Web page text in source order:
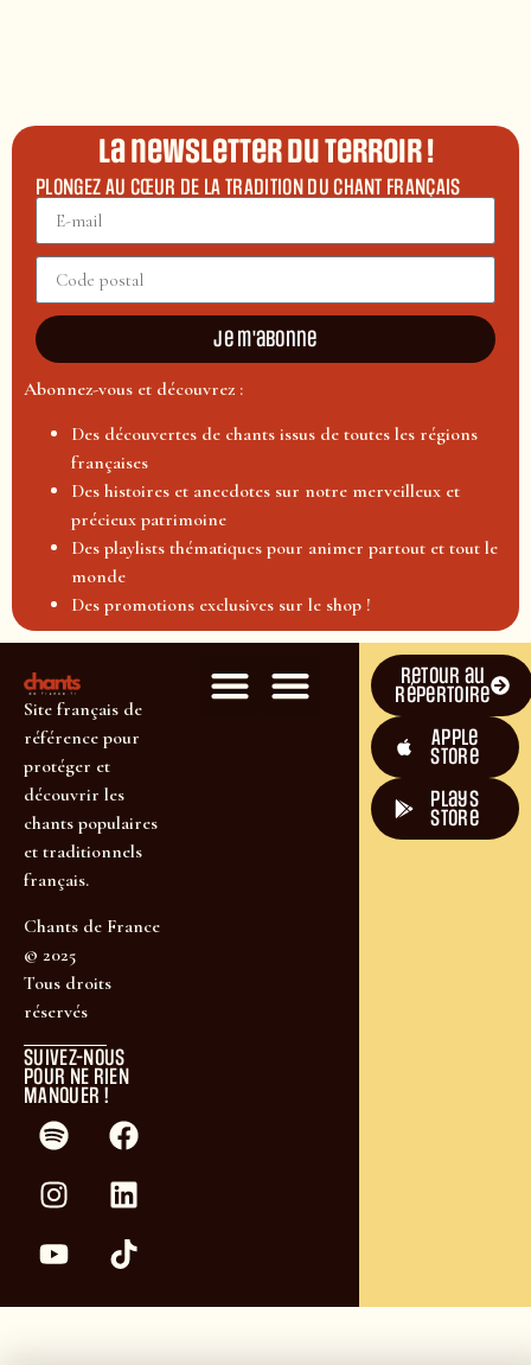
La newsletter du terroir !
PLONGEZ AU CŒUR DE LA TRADITION DU CHANT FRANÇAIS
Je m'abonne
Abonnez-vous et découvrez :
Des découvertes de chants issus de toutes les régions
françaises
Des histoires et anecdotes sur notre merveilleux et
précieux patrimoine
Des playlists thématiques pour animer partout et tout le
monde
Des promotions exclusives sur le shop !
Site français de
référence pour
protéger et
découvrir les
chants populaires
et traditionnels
français.
Chants de France
© 2025
Tous droits
réservés
SUIVEZ-NOUS
POUR NE RIEN
MANQUER !
Retour au
répertoire
Apple
Store
plays
store